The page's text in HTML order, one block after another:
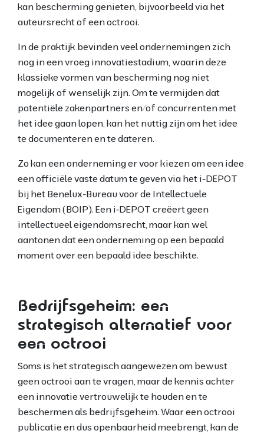
kan bescherming genieten, bijvoorbeeld via het
auteursrecht of een octrooi.
In de praktijk bevinden veel ondernemingen zich
nog in een vroeg innovatiestadium, waarin deze
klassieke vormen van bescherming nog niet
mogelijk of wenselijk zijn. Om te vermijden dat
potentiële zakenpartners en/of concurrenten met
het idee gaan lopen, kan het nuttig zijn om het idee
te documenteren en te dateren.
Zo kan een onderneming er voor kiezen om een idee
een officiële vaste datum te geven via het i-DEPOT
bij het Benelux-Bureau voor de Intellectuele
Eigendom (BOIP). Een i‑DEPOT creëert geen
intellectueel eigendomsrecht, maar kan wel
aantonen dat een onderneming op een bepaald
moment over een bepaald idee beschikte.
Bedrijfsgeheim: een
strategisch alternatief voor
een octrooi
Soms is het strategisch aangewezen om bewust
geen octrooi aan te vragen, maar de kennis achter
een innovatie vertrouwelijk te houden en te
beschermen als bedrijfsgeheim. Waar een octrooi
publicatie en dus openbaarheid meebrengt, kan de